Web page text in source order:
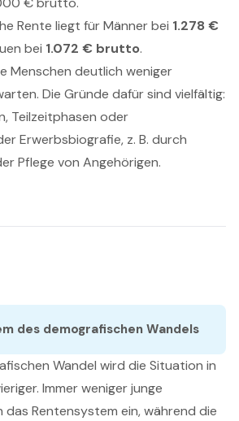
Rente liegt für Männer bei 1.278 €
bei 1.072 € brutto.
Menschen deutlich weniger
Die Gründe dafür sind vielfältig:
Teilzeitphasen oder
Erwerbsbiografie, z. B. durch
Pflege von Angehörigen.
des demografischen Wandels
Wandel wird die Situation in
Immer weniger junge
das Rentensystem ein, während die